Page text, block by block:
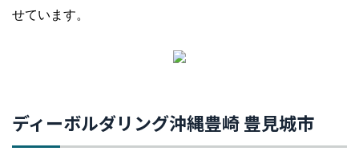
せています。
ディーボルダリング沖縄豊崎 豊見城市